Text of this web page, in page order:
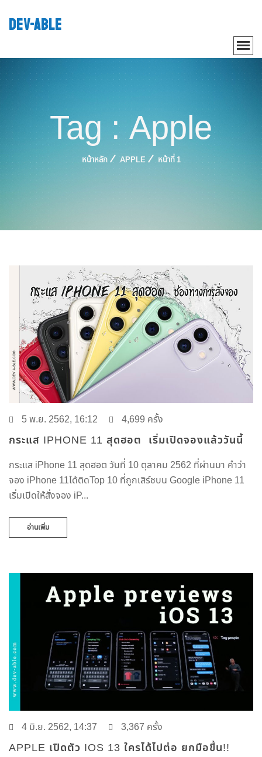
DEV-ABLE
Tag : Apple
หน้าหลัก APPLE หน้าที่ 1
5 พ.ย. 2562, 16:12 4,699 ครั้ง
กระแส IPHONE 11 สุดฮอต เริ่มเปิดจองแล้ววันนี้
กระแส iPhone 11 สุดฮอต วันที่ 10 ตุลาคม 2562 ที่ผ่านมา คำว่า
จอง iPhone 11ได้ติดTop 10 ที่ถูกเสิร์ชบน Google iPhone 11
เริ่มเปิดให้สั่งจอง iP...
อ่านเพิ่ม
4 มิ.ย. 2562, 14:37 3,367 ครั้ง
APPLE เปิดตัว IOS 13 ใครได้ไปต่อ ยกมือขึ้น!!